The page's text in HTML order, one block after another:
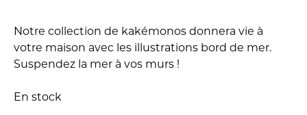
Notre collection de kakémonos donnera vie à
votre maison avec les illustrations bord de mer.
Suspendez la mer à vos murs !
En stock